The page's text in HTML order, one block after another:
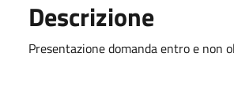
Descrizione
Presentazione domanda entro e non